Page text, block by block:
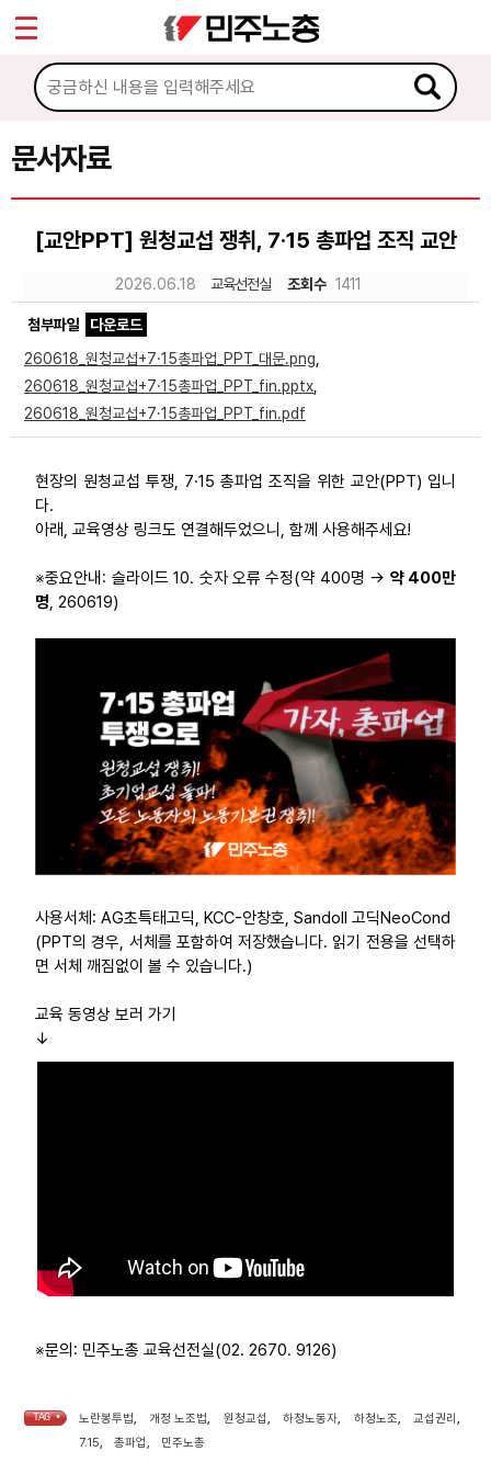
문서자료
[교안PPT] 원청교섭 쟁취, 7·15 총파업 조직 교안
2026.06.18 교육선전실 조회수 1411
첨부파일
다운로드
260618_원청교섭+7·15총파업_PPT_대문.png
260618_원청교섭+7·15총파업_PPT_fin.pptx
260618_원청교섭+7·15총파업_PPT_fin.pdf
현장의 원청교섭 투쟁, 7·15 총파업 조직을 위한 교안(PPT) 입니
다.
아래, 교육영상 링크도 연결해두었으니, 함께 사용해주세요!
※중요안내: 슬라이드 10. 숫자 오류 수정(약 400명 → 약 400만
명, 260619)
사용서체: AG초특태고딕, KCC-안창호, Sandoll 고딕NeoCond
(PPT의 경우, 서체를 포함하여 저장했습니다. 읽기 전용을 선택하
면 서체 깨짐없이 볼 수 있습니다.)
교육 동영상 보러 가기
↓
※문의: 민주노총 교육선전실(02. 2670. 9126)
TAG • 노란봉투법, 개정 노조법, 원청교섭, 하청노동자, 하청노조, 교섭권리,
7.15, 총파업, 민주노총
마이페이지
소개
소식
문서자료
이미지자료
미디어자료
부설기관
업무
Sketchbook5, 스케치북5
Sketchbook5, 스케치북5